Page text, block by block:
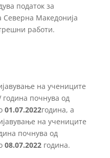
податок за
Северна Македонија
работи.
на учениците
почнува од
01.07.2022година, а
на учениците
почнува од
08.07.2022година.